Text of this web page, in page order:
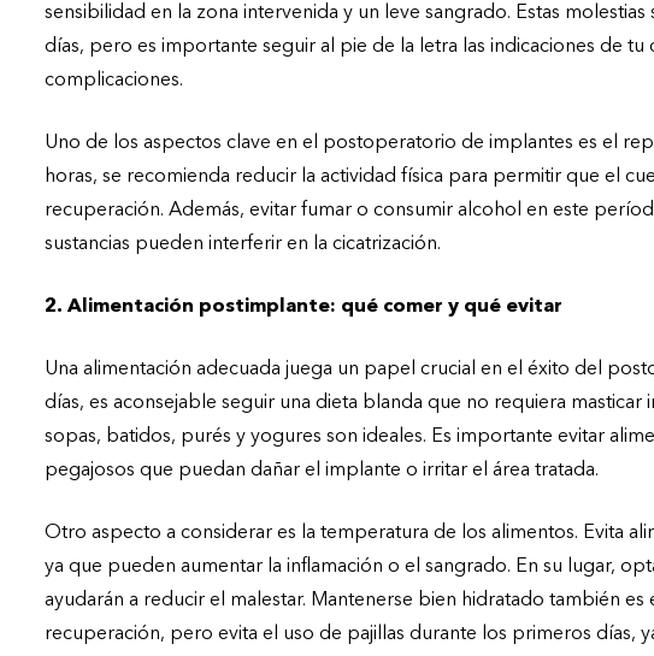
sensibilidad en la zona intervenida y un leve sangrado. Estas
días, pero es importante seguir al pie de la letra las indicaciones de tu
complicaciones.
Uno de los aspectos clave en el postoperatorio de implantes es el
horas, se recomienda reducir la actividad física para permitir que el
recuperación. Además, evitar fumar o consumir alcohol en este
sustancias pueden interferir en la cicatrización.
2. Alimentación postimplante: qué comer y qué evitar
Una alimentación adecuada juega un papel crucial en el éxito del
días, es aconsejable seguir una dieta blanda que no requiera masticar
sopas, batidos, purés y yogures son ideales. Es importante evitar
pegajosos que puedan dañar el implante o irritar el área tratada.
Otro aspecto a considerar es la temperatura de los alimentos. Evita
ya que pueden aumentar la inflamación o el sangrado. En su lugar,
ayudarán a reducir el malestar. Mantenerse bien hidratado también es
recuperación, pero evita el uso de pajillas durante los primeros días,